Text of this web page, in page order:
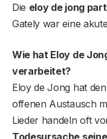
Die eloy de jong
Gately war eine
Wie hat Eloy de
verarbeitet?
Eloy de Jong hat
offenen Austausch
Lieder handeln oft